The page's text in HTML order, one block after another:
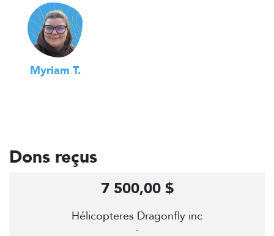
Myriam T.
Dons reçus
Hélicopteres Dragonfly inc
-
7 500,00 $